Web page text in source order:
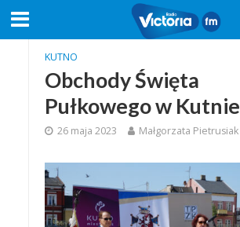
KUTNO
Obchody Święta
Pułkowego w Kutnie
26 maja 2023 Małgorzata Pietrusiak